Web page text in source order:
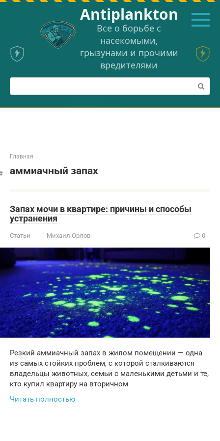
Перейти
Аntiplankton
Все о борьбе с
насекомыми,
грызунами и прочими
вредителями
Поиск:
Главная
аммиачный запах
Запах мочи в квартире: причины и способы
устранения
Статьи Михаил Орлов 0
Резкий аммиачный запах в жилом помещении — одна
из самых стойких проблем, с которой сталкиваются
владельцы животных, семьи с маленькими детьми и те,
кто купил квартиру на вторичном
Читать полностью